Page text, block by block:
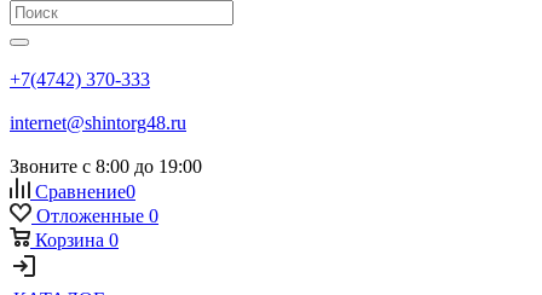
+7(4742) 370-333
internet@shintorg48.ru
Звоните с 8:00 до 19:00
Сравнение0
Отложенные 0
Корзина 0